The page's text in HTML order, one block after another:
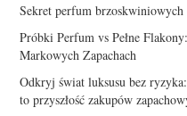
Sekret perfum
Próbki Perfum vs Pełne
Markowych Zapachach
Odkryj świat luksusu bez
to przyszłość zakupów